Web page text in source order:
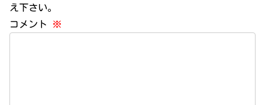
え下さい。
コメント
※